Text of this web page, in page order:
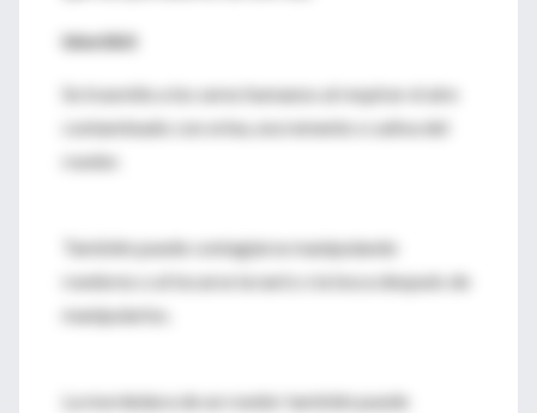
Identikit
Se trasmite a los seres humanos al respirar el aire
contaminado con orina, excremento o saliva del
roedor.
También puede contagiarse manipulando
roedores o al tocarse la nariz o la boca después de
manipularlos.
La mordedura de un roedor también puede